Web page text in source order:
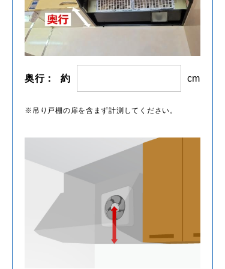
奥行： 約 cm
吊り戸棚の扉を含まず計測してください。